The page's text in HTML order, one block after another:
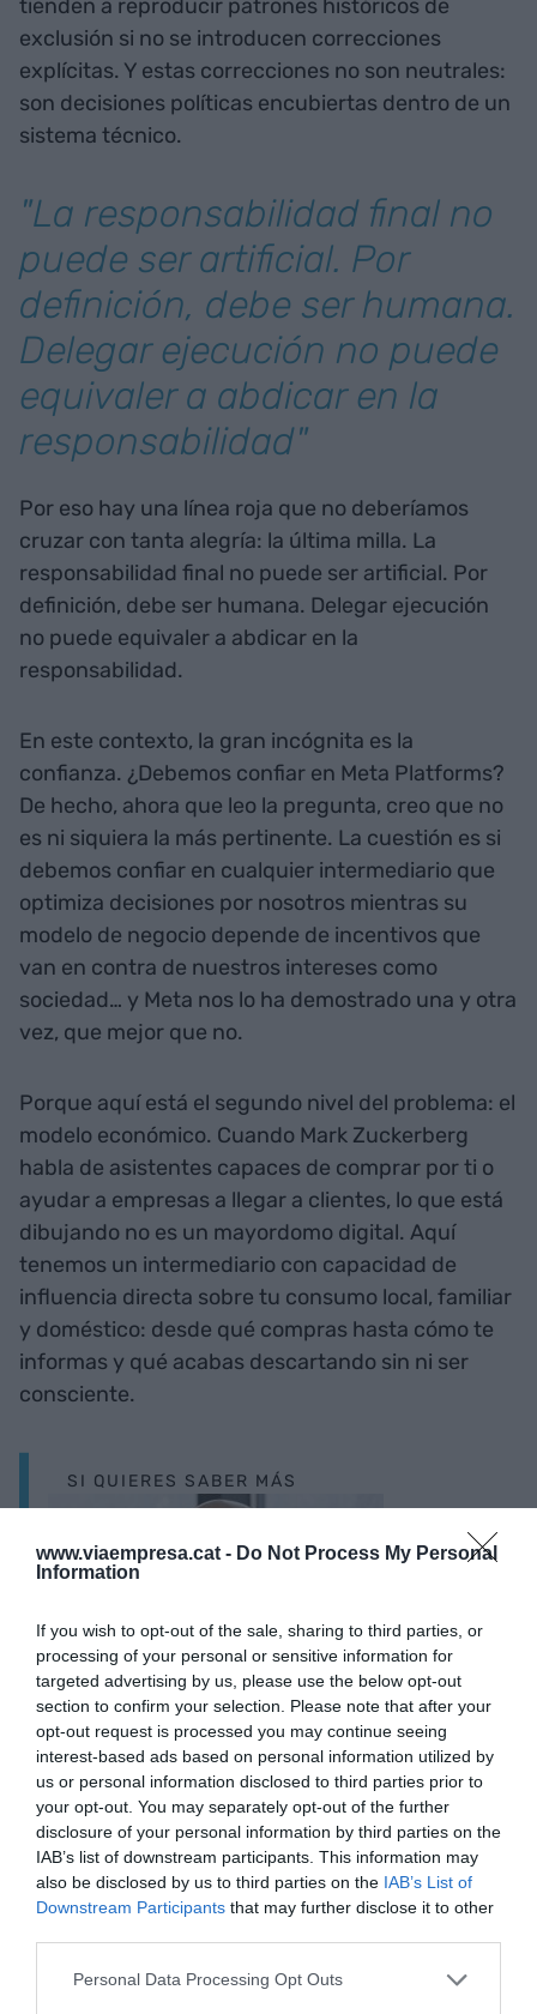
www.viaempresa.cat - Do Not Process My Personal
Information
If you wish to opt-out of the sale, sharing to third parties, or
processing of your personal or sensitive information for
targeted advertising by us, please use the below opt-out
section to confirm your selection. Please note that after your
opt-out request is processed you may continue seeing
interest-based ads based on personal information utilized by
us or personal information disclosed to third parties prior to
your opt-out. You may separately opt-out of the further
disclosure of your personal information by third parties on the
IAB’s list of downstream participants. This information may
also be disclosed by us to third parties on the IAB’s List of
Downstream Participants that may further disclose it to other
Personal Data Processing Opt Outs
tienden a reproducir patrones históricos de
exclusión si no se introducen correcciones
explícitas. Y estas correcciones no son neutrales:
son decisiones políticas encubiertas dentro de un
sistema técnico.
"La responsabilidad final no
puede ser artificial. Por
definición, debe ser humana.
Delegar ejecución no puede
equivaler a abdicar en la
responsabilidad"
Por eso hay una línea roja que no deberíamos
cruzar con tanta alegría: la última milla. La
responsabilidad final no puede ser artificial. Por
definición, debe ser humana. Delegar ejecución
no puede equivaler a abdicar en la
responsabilidad.
En este contexto, la gran incógnita es la
confianza. ¿Debemos confiar en Meta Platforms?
De hecho, ahora que leo la pregunta, creo que no
es ni siquiera la más pertinente. La cuestión es si
debemos confiar en cualquier intermediario que
optimiza decisiones por nosotros mientras su
modelo de negocio depende de incentivos que
van en contra de nuestros intereses como
sociedad… y Meta nos lo ha demostrado una y otra
vez, que mejor que no.
Porque aquí está el segundo nivel del problema: el
modelo económico. Cuando Mark Zuckerberg
habla de asistentes capaces de comprar por ti o
ayudar a empresas a llegar a clientes, lo que está
dibujando no es un mayordomo digital. Aquí
tenemos un intermediario con capacidad de
influencia directa sobre tu consumo local, familiar
y doméstico: desde qué compras hasta cómo te
informas y qué acabas descartando sin ni ser
consciente.
SI QUIERES SABER MÁS
Josep M. Ganyet-Zuckerberg contra el
mundo. Literalmente
A diferencia de las plataformas anteriores que
intermediaban información o relaciones sociales,
ahora demandan acción. Y eso es muy profundo,